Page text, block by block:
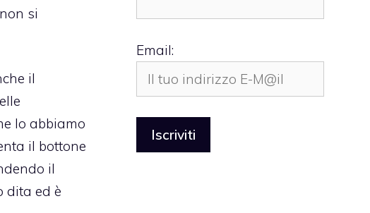
si
il
lo abbiamo
il bottone
il
dita ed è
Email: